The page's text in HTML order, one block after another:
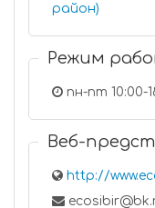
район)
Режим
пн-пт 10:00-
Веб-
http://